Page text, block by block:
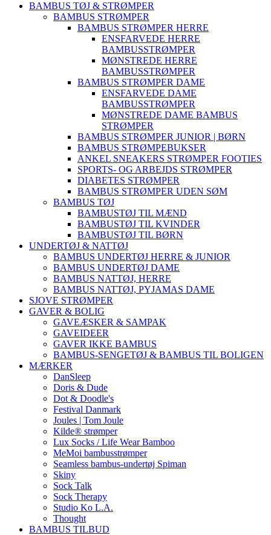
BAMBUS TØJ & STRØMPER
BAMBUS STRØMPER
BAMBUS STRØMPER HERRE
ENSFARVEDE HERRE
BAMBUSSTRØMPER
MØNSTREDE HERRE
BAMBUSSTRØMPER
BAMBUS STRØMPER DAME
ENSFARVEDE DAME
BAMBUSSTRØMPER
MØNSTREDE DAME BAMBUS
STRØMPER
BAMBUS STRØMPER JUNIOR | BØRN
BAMBUS STRØMPEBUKSER
ANKEL SNEAKERS STRØMPER FOOTIES
SPORTS- OG ARBEJDS STRØMPER
DIABETES STRØMPER
BAMBUS STRØMPER UDEN SØM
BAMBUS TØJ
BAMBUSTØJ TIL MÆND
BAMBUSTØJ TIL KVINDER
BAMBUSTØJ TIL BØRN
UNDERTØJ & NATTØJ
BAMBUS UNDERTØJ HERRE & JUNIOR
BAMBUS UNDERTØJ DAME
BAMBUS NATTØJ, HERRE
BAMBUS NATTØJ, PYJAMAS DAME
SJOVE STRØMPER
GAVER & BOLIG
GAVEÆSKER & SAMPAK
GAVEIDEER
GAVER IKKE BAMBUS
BAMBUS-SENGETØJ & BAMBUS TIL BOLIGEN
MÆRKER
DanSleep
Doris & Dude
Dot & Doodle's
Festival Danmark
Joules | Tom Joule
Kilde® strømper
Lux Socks / Life Wear Bamboo
MeMoi bambusstrømper
Seamless bambus-undertøj Spiman
Skiny
Sock Talk
Sock Therapy
Studio Ko L.A.
Thought
BAMBUS TILBUD